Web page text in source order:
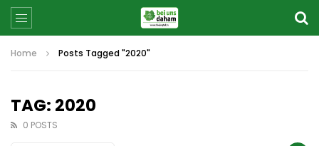
Home Posts Tagged "2020"
TAG: 2020
0 POSTS